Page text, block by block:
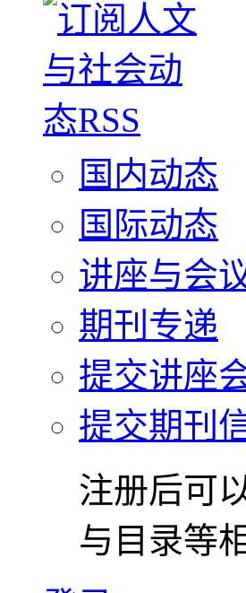
国内动态
国际动态
讲座与会
期刊专递
提交讲座
提交期刊
注册后可
与目录等